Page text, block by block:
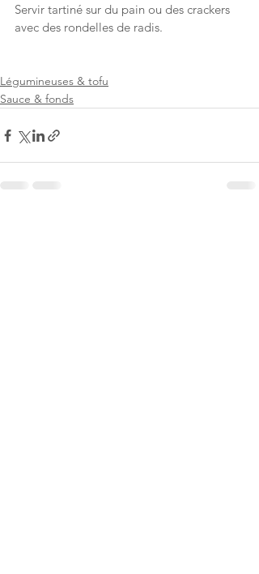
Servir tartiné sur du pain ou des crackers
avec des rondelles de radis.
Légumineuses & tofu
Sauce & fonds